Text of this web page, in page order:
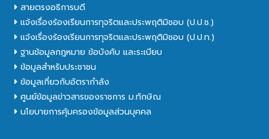
สายตรงอธิการบดี
แจ้งเรื่องร้องเรียนการทุจริตและประพฤติมิชอบ (ป.ป.ช.)
แจ้งเรื่องร้องเรียนการทุจริตและประพฤติมิชอบ (ป.ป.ท.)
ฐานข้อมูลกฎหมาย ข้อบังคับ และระเบียบ
ข้อมูลสำหรับประชาชน
ข้อมูลเกี่ยวกับอัตรากำลัง
ศูนย์ข้อมูลข่าวสารของราชการ ม.ทักษิณ
นโยบายการคุ้มครองข้อมูลส่วนบุคคล